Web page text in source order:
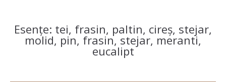
Esențe: tei, frasin, paltin, cireș, stejar,
molid, pin, frasin, stejar, meranti,
eucalipt